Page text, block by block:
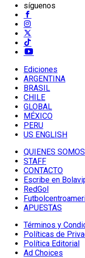
síguenos
Ediciones
ARGENTINA
BRASIL
CHILE
GLOBAL
MÉXICO
PERU
US ENGLISH
QUIENES SOMOS
STAFF
CONTACTO
Escribe en
RedGol
APUESTAS
Términos y
Políticas de
Política Editorial
Ad Choices